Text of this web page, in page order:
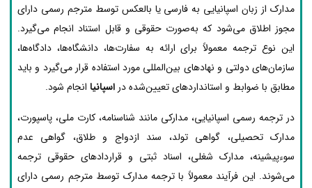
مدارک از زبان اسپانیایی به فارسی یا بالعکس توسط مترجم رسمی دارای
مجوز اطلاق می‌شود که به‌صورت حقوقی و قابل استناد انجام می‌گیرد.
این نوع ترجمه معمولاً برای ارائه به سفارت‌ها، دانشگاه‌ها، دادگاه‌ها،
سازمان‌های دولتی و نهادهای بین‌المللی مورد استفاده قرار می‌گیرد و باید
مطابق با ضوابط و استانداردهای تعیین‌شده در اسپانیا انجام شود.
در ترجمه رسمی اسپانیایی، مدارکی مانند شناسنامه، کارت ملی، پاسپورت،
مدارک تحصیلی، گواهی تولد، سند ازدواج و طلاق، گواهی عدم
سوءپیشینه، مدارک شغلی، اسناد ثبتی و قراردادهای حقوقی ترجمه
می‌شوند. این فرآیند معمولاً با ترجمه مدارک توسط مترجم رسمی دارای